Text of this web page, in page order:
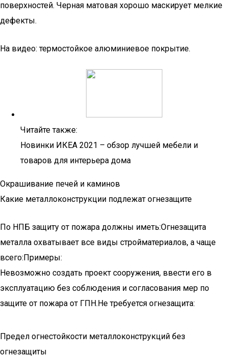
поверхностей. Черная матовая хорошо маскирует мелкие
дефекты.
На видео: термостойкое алюминиевое покрытие.
Читайте также:
Новинки ИКЕА 2021 – обзор лучшей мебели и
товаров для интерьера дома
Окрашивание печей и каминов
Какие металлоконструкции подлежат огнезащите
По НПБ защиту от пожара должны иметь:Огнезащита
металла охватывает все виды стройматериалов, а чаще
всего:Примеры:
Невозможно создать проект сооружения, ввести его в
эксплуатацию без соблюдения и согласования мер по
защите от пожара от ГПН.Не требуется огнезащита:
Предел огнестойкости металлоконструкций без
огнезащиты